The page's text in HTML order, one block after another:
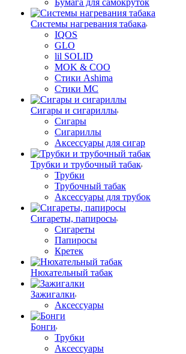
Бумага для самокруток
Системы нагревания табака
IQOS
GLO
lil SOLID
MOK & COO
Стики Ashima
Стики MC
Сигары и сигариллы
Сигары
Сигариллы
Аксессуары для сигар
Трубки и трубочный табак
Трубки
Трубочный табак
Аксессуары для трубок
Сигареты, папиросы
Сигареты
Папиросы
Кретек
Нюхательный табак
Зажигалки
Аксессуары
Бонги
Трубки
Аксессуары